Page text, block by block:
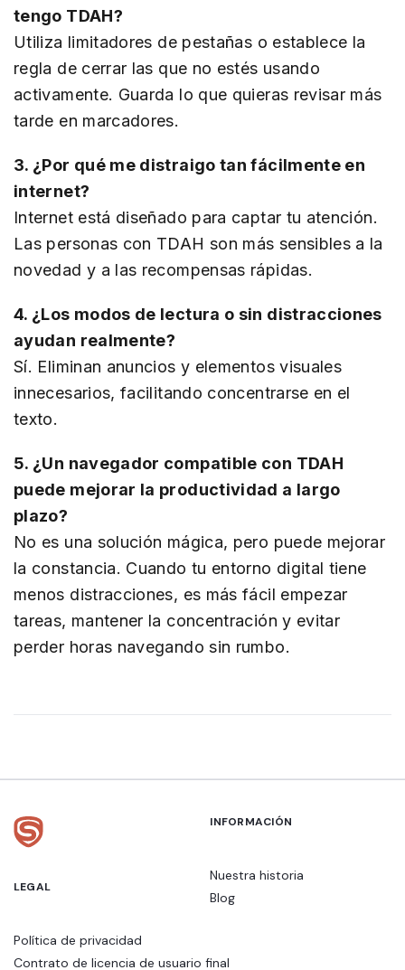
tengo TDAH?
Utiliza limitadores de pestañas o establece la
regla de cerrar las que no estés usando
activamente. Guarda lo que quieras revisar más
tarde en marcadores.
3. ¿Por qué me distraigo tan fácilmente en
internet?
Internet está diseñado para captar tu atención.
Las personas con TDAH son más sensibles a la
novedad y a las recompensas rápidas.
4. ¿Los modos de lectura o sin distracciones
ayudan realmente?
Sí. Eliminan anuncios y elementos visuales
innecesarios, facilitando concentrarse en el
texto.
5. ¿Un navegador compatible con TDAH
puede mejorar la productividad a largo
plazo?
No es una solución mágica, pero puede mejorar
la constancia. Cuando tu entorno digital tiene
menos distracciones, es más fácil empezar
tareas, mantener la concentración y evitar
perder horas navegando sin rumbo.
INFORMACIÓN
Nuestra historia
Blog
LEGAL
Política de privacidad
Contrato de licencia de usuario final